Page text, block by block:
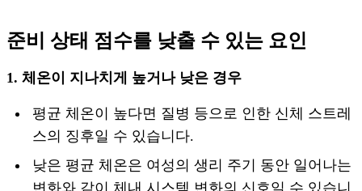
준비 상태 점수를 낮출 수 있는 요인
1. 체온이 지나치게 높거나 낮은 경우
평균 체온이 높다면 질병 등으로 인한 신체 스트레
스의 징후일 수 있습니다.
낮은 평균 체온은 여성의 생리 주기 동안 일어나는
변화와 같이 체내 시스템 변화의 신호일 수 있습니